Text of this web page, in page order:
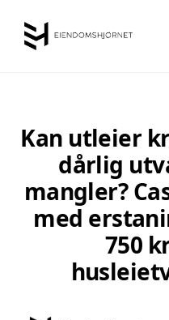
Kan utleier
dårlig
mangler?
med
750